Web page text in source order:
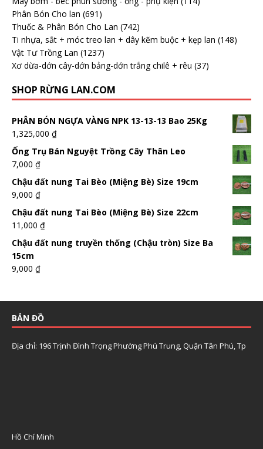
Phân Bón Cho lan (691)
Thuốc & Phân Bón Cho Lan (742)
Ti nhựa, sắt + móc treo lan + dây kẽm buộc + kẹp lan (148)
Vật Tư Trồng Lan (1237)
Xơ dừa-dớn cây-dớn bảng-dớn trắng chilê + rêu (37)
SHOP RỪNG LAN.COM
PHÂN BÓN NGỰA VÀNG NPK 13-13-13 Bao 25Kg
1,325,000 ₫
Ống Trụ Bán Nguyệt Trồng Cây Thân Leo
7,000 ₫
Chậu đất nung Tai Bèo (Miệng Bè) Size 19cm
9,000 ₫
Chậu đất nung Tai Bèo (Miệng Bè) Size 22cm
11,000 ₫
Chậu đất nung truyền thống (Chậu tròn) Size Ba
15cm
9,000 ₫
BẢN ĐỒ
Địa chỉ: 196 Trịnh Đình Trọng Phường Phú Trung, Quận Tân Phú, Tp
Hồ Chí Minh